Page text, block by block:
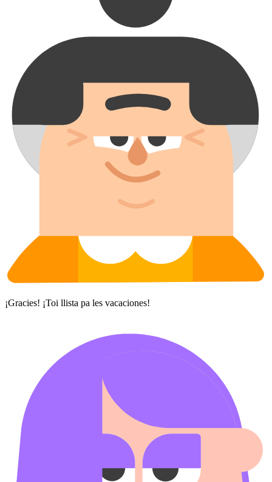
¡Gracies! ¡Toi llista pa les vacaciones!